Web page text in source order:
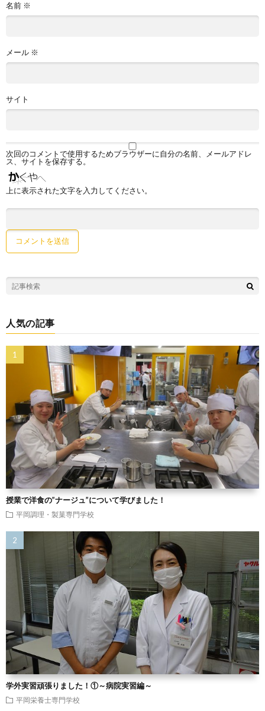
名前 ※
メール ※
サイト
次回のコメントで使用するためブラウザーに自分の名前、メールアドレ
ス、サイトを保存する。
上に表示された文字を入力してください。
人気の記事
授業で洋食の”ナージュ”について学びました！
平岡調理・製菓専門学校
学外実習頑張りました！①～病院実習編～
平岡栄養士専門学校